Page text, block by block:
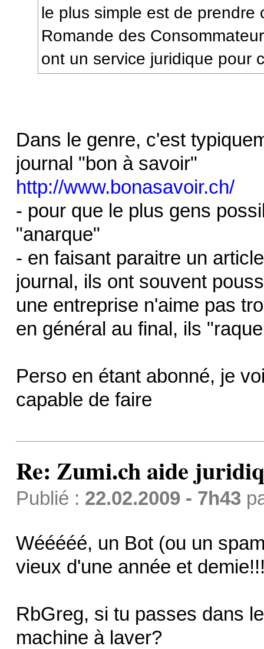
le plus simple est de prendre
Romande des
ont un service juridique pour
Dans le genre, c'est
journal "bon à savoir"
http://www.bonasavoir.ch/
- pour que le plus gens
"anarque"
- en faisant paraitre un
journal, ils ont souvent
une entreprise n'aime pas
en général au final, ils
Perso en étant abonné, je
capable de faire
Re: Zumi.ch aide
Publié : 22.02.2009 - 7h43
Wééééé, un Bot (ou un
vieux d'une année et
RbGreg, si tu passes dans
machine à laver?